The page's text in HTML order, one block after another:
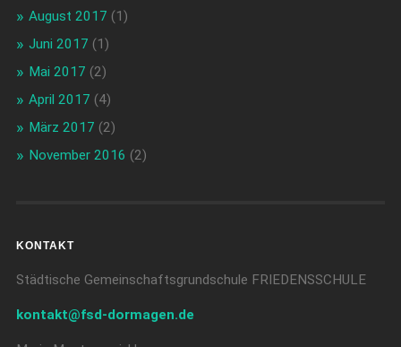
August 2017 (1)
Juni 2017 (1)
Mai 2017 (2)
April 2017 (4)
März 2017 (2)
November 2016 (2)
KONTAKT
Städtische Gemeinschaftsgrundschule FRIEDENSSCHULE
kontakt@fsd-dormagen.de